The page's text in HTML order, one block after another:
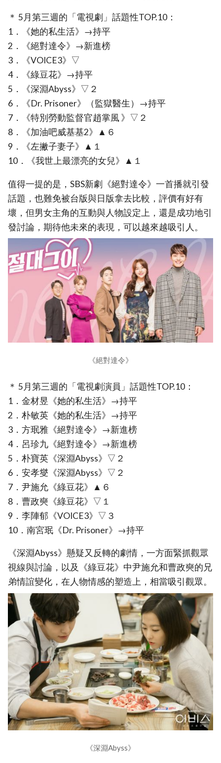
＊ 5月第三週的「電視劇」話題性TOP.10：
1．《她的私生活》→持平
2．《絕對達令》→新進榜
3．《VOICE3》▽
4．《綠豆花》→持平
5．《深淵Abyss》▽２
6．《Dr. Prisoner》（監獄醫生）→持平
7．《特別勞動監督官趙掌風 》▽２
8．《加油吧威基基2》▲６
9．《左撇子妻子》▲１
10．《我世上最漂亮的女兒》▲１
值得一提的是，SBS新劇《絕對達令》一首播就引發
話題，也難免被台版與日版拿去比較，評價有好有
壞，但男女主角的互動與人物設定上，還是成功地引
發討論，期待他未來的表現，可以越來越吸引人。
《絕對達令》
＊ 5月第三週的「電視劇演員」話題性TOP.10：
1．金材昱《她的私生活》→持平
2．朴敏英《她的私生活》→持平
3．方珉雅《絕對達令》→新進榜
4．呂珍九《絕對達令》→新進榜
5．朴寶英《深淵Abyss》▽２
6．安孝燮《深淵Abyss》▽２
7．尹施允《綠豆花》▲６
8．曹政奭《綠豆花》▽１
9．李陣郁《VOICE3》▽３
10．南宮珉《Dr. Prisoner》→持平
《深淵Abyss》懸疑又反轉的劇情，一方面緊抓觀眾
視線與討論，以及《綠豆花》中尹施允和曹政奭的兄
弟情誼變化，在人物情感的塑造上，相當吸引觀眾。
《深淵Abyss》